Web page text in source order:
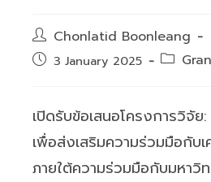
Post
author:
Chonlatid Boonleang
Post3 January 2025
Post
เปิดรับข้อเสนอโครงการวิจั
เพื่อส่งเสริมความร่วมมือกับ
ภายใต้ความร่วมมือกับมหาวิ